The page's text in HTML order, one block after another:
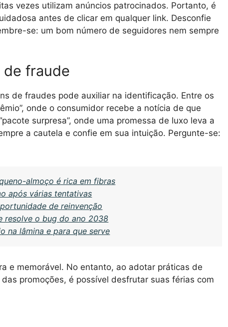
vezes utilizam anúncios patrocinados. Portanto, é
antes de clicar em qualquer link. Desconfie
se: um bom número de seguidores nem sempre
de fraude
de fraudes pode auxiliar na identificação. Entre os
onde o consumidor recebe a notícia de que
surpresa”, onde uma promessa de luxo leva a
a cautela e confie em sua intuição. Pergunte-se:
almoço é rica em fibras
após várias tentativas
de reinvenção
resolve o bug do ano 2038
na lâmina e para que serve
e memorável. No entanto, ao adotar práticas de
promoções, é possível desfrutar suas férias com